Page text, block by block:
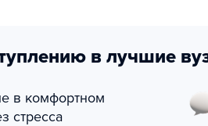
в лучшие
в комфортном
стресса